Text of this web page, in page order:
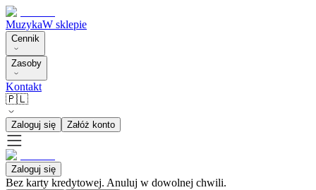
MuzykaW sklepie
Cennik
Zasoby
Kontakt
🇵🇱
Zaloguj się Załóż konto
Zaloguj się
Bez karty kredytowej. Anuluj w dowolnej chwili.